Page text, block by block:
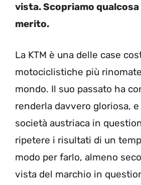
vista. Scopriamo qualcosa
merito.
La KTM è una delle case
motociclistiche più
mondo. Il suo passato ha
renderla davvero gloriosa,
società austriaca in
ripetere i risultati di un
modo per farlo, almeno
vista del marchio in